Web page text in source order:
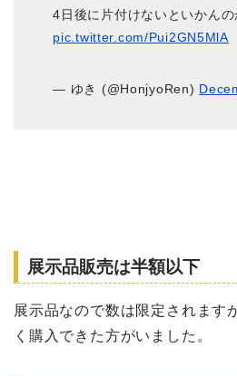
4日後に片付けないといかんの
pic.twitter.com/Pui2GN5MlA
— ゆき (@HonjyoRen)
展示品販売は半額以下
展示品なので数は限定されます
く購入できた方がいました。